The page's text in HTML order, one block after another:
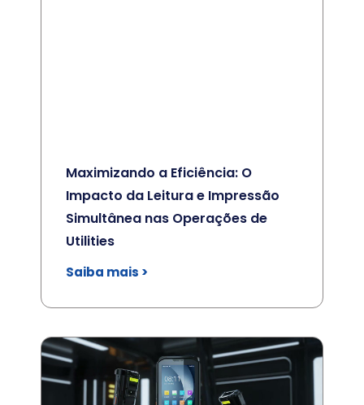
Maximizando a Eficiência: O
Impacto da Leitura e Impressão
Simultânea nas Operações de
Utilities
Saiba mais >